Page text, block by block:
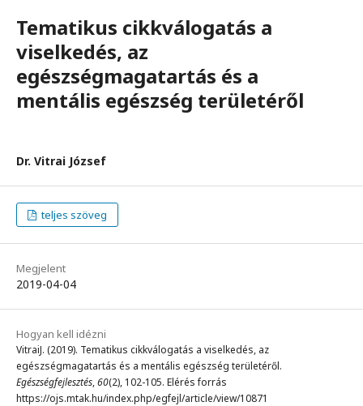
Tematikus cikkválogatás a
viselkedés, az
egészségmagatartás és a
mentális egészség területéről
Dr. Vitrai József
teljes szöveg
Megjelent
2019-04-04
Hogyan kell idézni
VitraiJ. (2019). Tematikus cikkválogatás a viselkedés, az
egészségmagatartás és a mentális egészség területéről.
Egészségfejlesztés,60(2), 102-105. Elérés forrás
https://ojs.mtak.hu/index.php/egfejl/article/view/10871